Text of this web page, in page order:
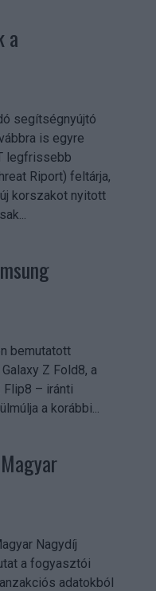
a
segítségnyújtó
is egyre
legfrissebb
Riport) feltárja,
korszakot nyitott
bemutatott
Z Fold8, a
Flip8 – iránti
a korábbi...
Nagydíj
a fogyasztói
adatokból